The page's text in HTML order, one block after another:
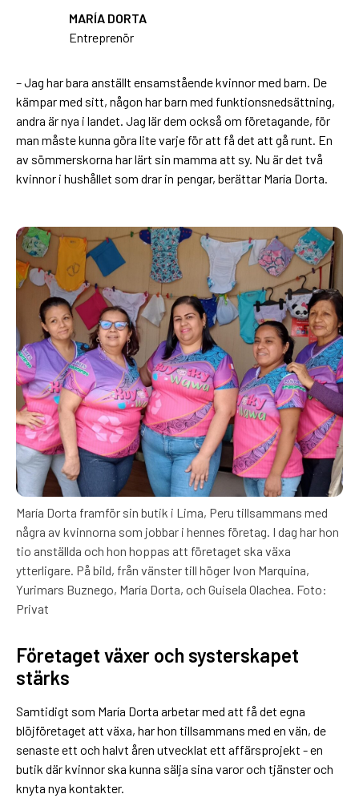
MARÍA DORTA
Entreprenör
– Jag har bara anställt ensamstående kvinnor med barn. De
kämpar med sitt, någon har barn med funktionsnedsättning,
andra är nya i landet. Jag lär dem också om företagande, för
man måste kunna göra lite varje för att få det att gå runt. En
av sömmerskorna har lärt sin mamma att sy. Nu är det två
kvinnor i hushållet som drar in pengar, berättar María Dorta.
María Dorta framför sin butik i Lima, Peru tillsammans med
några av kvinnorna som jobbar i hennes företag. I dag har hon
tio anställda och hon hoppas att företaget ska växa
ytterligare. På bild, från vänster till höger Ivon Marquina,
Yurimars Buznego, María Dorta, och Guisela Olachea. Foto:
Privat
Företaget växer och systerskapet
stärks
Samtidigt som María Dorta arbetar med att få det egna
blöjföretaget att växa, har hon tillsammans med en vän, de
senaste ett och halvt åren utvecklat ett affärsprojekt - en
butik där kvinnor ska kunna sälja sina varor och tjänster och
knyta nya kontakter.